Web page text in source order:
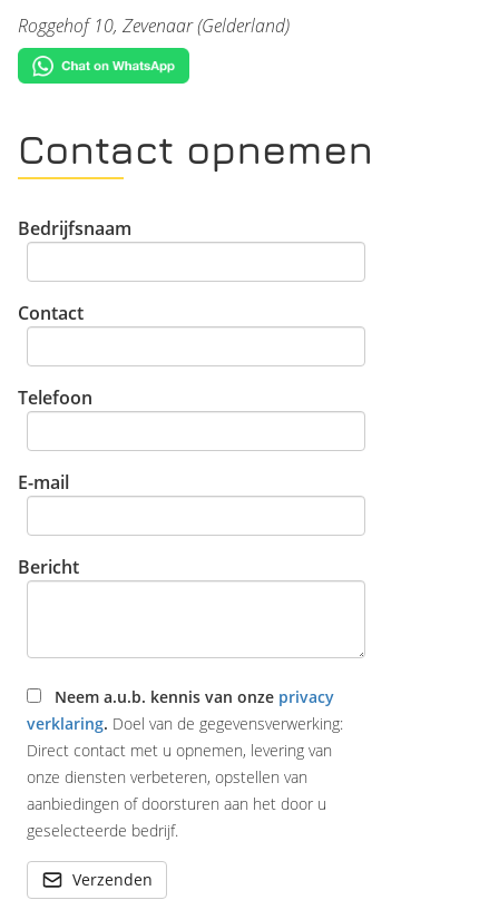
Roggehof 10, Zevenaar (Gelderland)
Contact opnemen
Bedrijfsnaam
Contact
Telefoon
E-mail
Bericht
Neem a.u.b. kennis van onze privacy
verklaring. Doel van de gegevensverwerking:
Direct contact met u opnemen, levering van
onze diensten verbeteren, opstellen van
aanbiedingen of doorsturen aan het door u
geselecteerde bedrijf.
Verzenden